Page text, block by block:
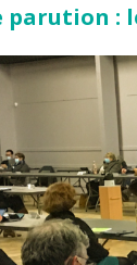
parution :